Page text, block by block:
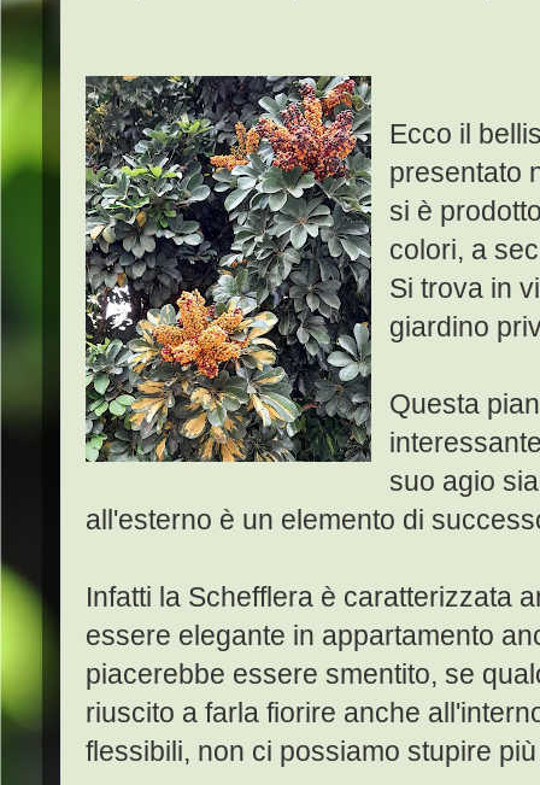
Ecco il
presentato
si è
colori, a
Si trova in
giardino
Questa
suo agio
all'esterno è un elemento di
Infatti la Schefflera è caratterizzata
essere elegante in appartamento
piacerebbe essere smentito, se
riuscito a farla fiorire anche
flessibili, non ci possiamo stupire